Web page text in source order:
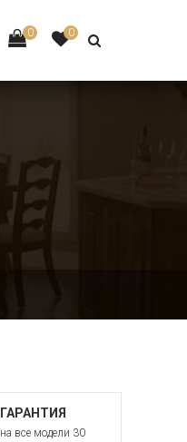
0 0
ГАРАНТИЯ
на все модели 30